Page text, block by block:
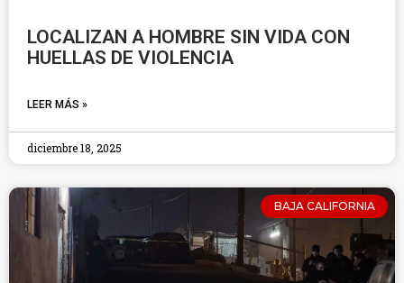
LOCALIZAN A HOMBRE SIN VIDA CON
HUELLAS DE VIOLENCIA
LEER MÁS »
diciembre 18, 2025
BAJA CALIFORNIA